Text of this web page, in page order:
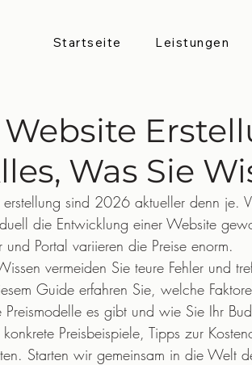
Startseite Leistungen
Was Sie
sind 2026 aktueller denn je.
die Entwicklung einer Website
Portal variieren die Preise enorm.
vermeiden Sie teure Fehler und
Guide erfahren Sie, welche
Preismodelle es gibt und wie Sie Ihr
Preisbeispiele, Tipps zur
Starten wir gemeinsam in die Welt